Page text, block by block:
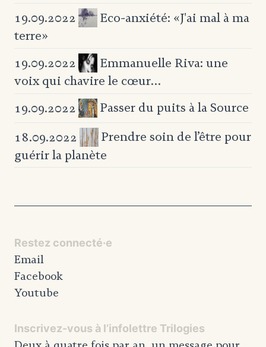
19.09.2022
Eco-anxiété: «J'ai mal à ma
terre»
19.09.2022
Emmanuelle Riva: une
voix qui chavire le cœur…
19.09.2022
Passer du puits à la Source
18.09.2022
Prendre soin de l’être pour
guérir la planète
Restez connecté·e
Email
Facebook
Youtube
Inscrivez-vous à l’infolettre Trilogies